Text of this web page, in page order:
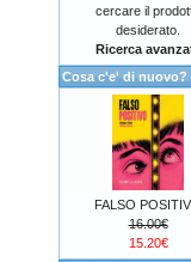
cercare il
desiderato.
Ricerca
Cosa c'e' di nuovo?
FALSO
16.00€
15.20€